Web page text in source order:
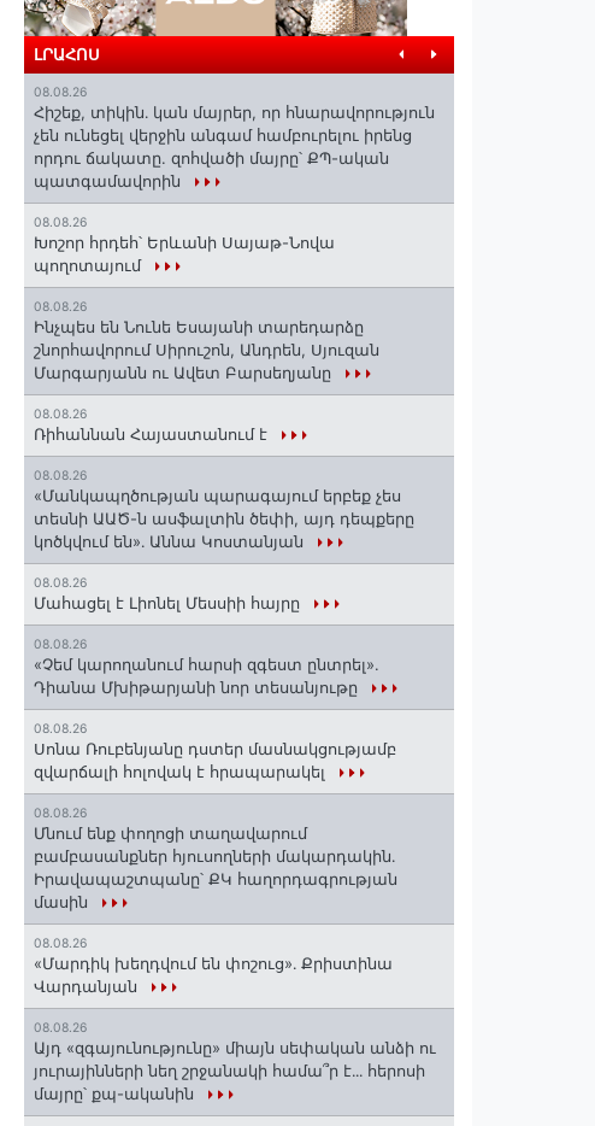
ԼՐԱՀՈՍ
08.08.26
Հիշեք, տիկին․ կան մայրեր, որ հնարավորություն
չեն ունեցել վերջին անգամ համբուրելու իրենց
որդու ճակատը. զոհվածի մայրը՝ ՔՊ-ական
պատգամավորին
08.08.26
Խոշոր հրդեհ՝ Երևանի Սայաթ-Նովա
պողոտայում
08.08.26
Ինչպես են Նունե Եսայանի տարեդարձը
շնորհավորում Սիրուշոն, Անդրեն, Սյուզան
Մարգարյանն ու Ավետ Բարսեղյանը
08.08.26
Ռիհաննան Հայաստանում է
08.08.26
«Մանկապղծության պարագայում երբեք չես
տեսնի ԱԱԾ-ն ասֆալտին ծեփի, այդ դեպքերը
կոծկվում են»․ Աննա Կոստանյան
08.08.26
Մահացել է Լիոնել Մեսսիի հայրը
08.08.26
«Չեմ կարողանում հարսի զգեստ ընտրել».
Դիանա Մխիթարյանի նոր տեսանյութը
08.08.26
Սոնա Ռուբենյանը դստեր մասնակցությամբ
զվարճալի հոլովակ է հրապարակել
08.08.26
Մնում ենք փողոցի տաղավարում
բամբասանքներ հյուսողների մակարդակին․
Իրավապաշտպանը՝ ՔԿ հաղորդագրության
մասին
08.08.26
«Մարդիկ խեղդվում են փոշուց»․ Քրիստինա
Վարդանյան
08.08.26
Այդ «զգայունությունը» միայն սեփական անձի ու
յուրայինների նեղ շրջանակի համա՞ր է․․․ հերոսի
մայրը՝ քպ-ականին